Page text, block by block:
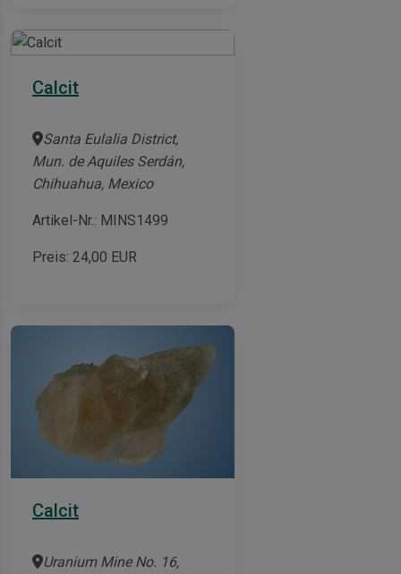
Calcit
Santa Eulalia District,
Mun. de Aquiles Serdán,
Chihuahua, Mexico
Artikel-Nr.: MINS1499
Preis: 24,00 EUR
Calcit
Uranium Mine No. 16,